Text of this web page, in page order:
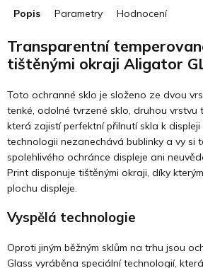
Popis Parametry Hodnocení
Transparentní
tištěnými okraji Aligator
Toto ochranné sklo je složeno ze dvou
tenké, odolné tvrzené sklo, druhou vrstvu
která zajistí perfektní přilnutí skla k
technologii nezanechává bublinky a vy si
spolehlivého ochránce displeje ani
Print disponuje tištěnými okraji, díky
plochu displeje.
Vyspělá technologie
Oproti jiným běžným sklům na trhu jsou
Glass vyráběna speciální technologií,